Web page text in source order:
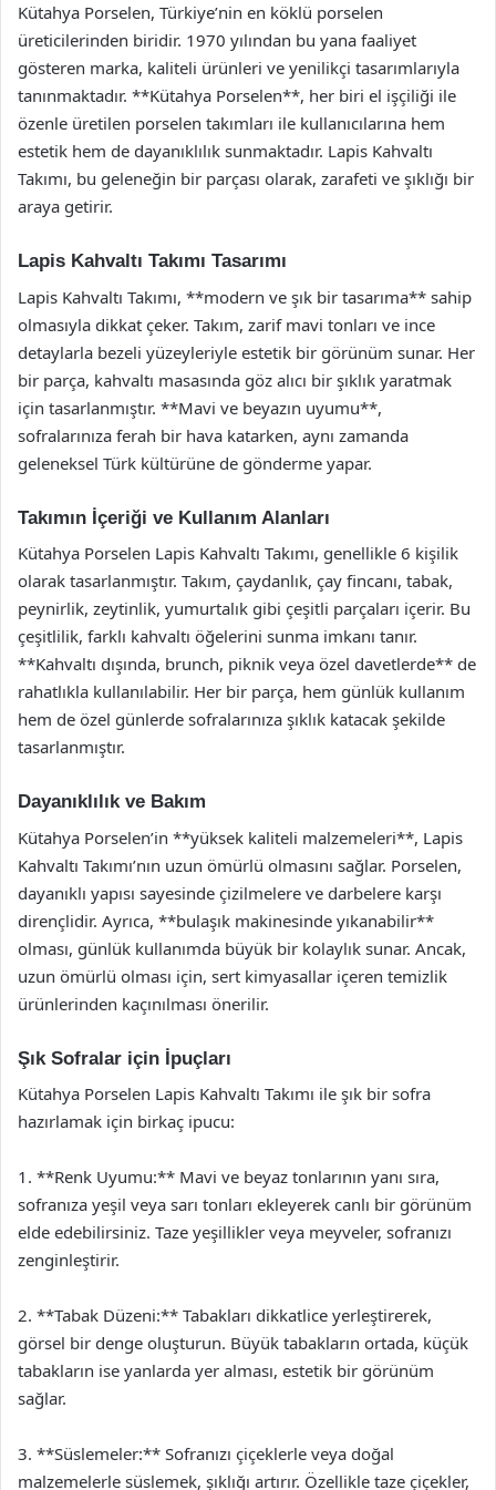
Kütahya Porselen, Türkiye’nin en köklü porselen
üreticilerinden biridir. 1970 yılından bu yana faaliyet
gösteren marka, kaliteli ürünleri ve yenilikçi tasarımlarıyla
tanınmaktadır. **Kütahya Porselen**, her biri el işçiliği ile
özenle üretilen porselen takımları ile kullanıcılarına hem
estetik hem de dayanıklılık sunmaktadır. Lapis Kahvaltı
Takımı, bu geleneğin bir parçası olarak, zarafeti ve şıklığı bir
araya getirir.
Lapis Kahvaltı Takımı Tasarımı
Lapis Kahvaltı Takımı, **modern ve şık bir tasarıma** sahip
olmasıyla dikkat çeker. Takım, zarif mavi tonları ve ince
detaylarla bezeli yüzeyleriyle estetik bir görünüm sunar. Her
bir parça, kahvaltı masasında göz alıcı bir şıklık yaratmak
için tasarlanmıştır. **Mavi ve beyazın uyumu**,
sofralarınıza ferah bir hava katarken, aynı zamanda
geleneksel Türk kültürüne de gönderme yapar.
Takımın İçeriği ve Kullanım Alanları
Kütahya Porselen Lapis Kahvaltı Takımı, genellikle 6 kişilik
olarak tasarlanmıştır. Takım, çaydanlık, çay fincanı, tabak,
peynirlik, zeytinlik, yumurtalık gibi çeşitli parçaları içerir. Bu
çeşitlilik, farklı kahvaltı öğelerini sunma imkanı tanır.
**Kahvaltı dışında, brunch, piknik veya özel davetlerde** de
rahatlıkla kullanılabilir. Her bir parça, hem günlük kullanım
hem de özel günlerde sofralarınıza şıklık katacak şekilde
tasarlanmıştır.
Dayanıklılık ve Bakım
Kütahya Porselen’in **yüksek kaliteli malzemeleri**, Lapis
Kahvaltı Takımı’nın uzun ömürlü olmasını sağlar. Porselen,
dayanıklı yapısı sayesinde çizilmelere ve darbelere karşı
dirençlidir. Ayrıca, **bulaşık makinesinde yıkanabilir**
olması, günlük kullanımda büyük bir kolaylık sunar. Ancak,
uzun ömürlü olması için, sert kimyasallar içeren temizlik
ürünlerinden kaçınılması önerilir.
Şık Sofralar için İpuçları
Kütahya Porselen Lapis Kahvaltı Takımı ile şık bir sofra
hazırlamak için birkaç ipucu:
1. **Renk Uyumu:** Mavi ve beyaz tonlarının yanı sıra,
sofranıza yeşil veya sarı tonları ekleyerek canlı bir görünüm
elde edebilirsiniz. Taze yeşillikler veya meyveler, sofranızı
zenginleştirir.
2. **Tabak Düzeni:** Tabakları dikkatlice yerleştirerek,
görsel bir denge oluşturun. Büyük tabakların ortada, küçük
tabakların ise yanlarda yer alması, estetik bir görünüm
sağlar.
3. **Süslemeler:** Sofranızı çiçeklerle veya doğal
malzemelerle süslemek, şıklığı artırır. Özellikle taze çiçekler,